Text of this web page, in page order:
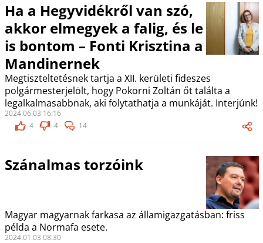
Ha a Hegyvidékről van szó,
akkor elmegyek a falig, és le
is bontom – Fonti Krisztina a
Mandinernek
Megtiszteltetésnek tartja a XII. kerületi fideszes
polgármesterjelölt, hogy Pokorni Zoltán őt találta a
legalkalmasabbnak, aki folytathatja a munkáját. Interjúnk!
2024.06.03 16:16
4
4 14
Szánalmas torzóink
Magyar magyarnak farkasa az államigazgatásban: friss
példa a Normafa esete.
2024.01.03 08:30